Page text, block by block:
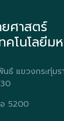
ศาสตร์
คโนโลยีม
ธ์ แขวงกระทุ่ม
5200